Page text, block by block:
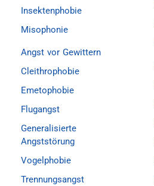
Insektenphobie
Misophonie
Angst vor Gewittern
Cleithrophobie
Emetophobie
Flugangst
Generalisierte
Angststörung
Vogelphobie
Trennungsangst